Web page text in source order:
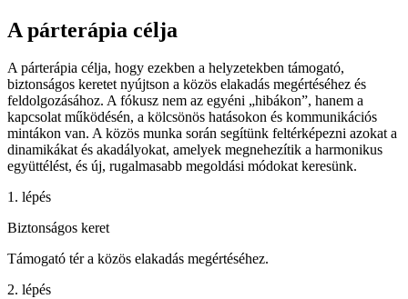
A párterápia célja
A párterápia célja, hogy ezekben a helyzetekben támogató,
biztonságos keretet nyújtson a közös elakadás megértéséhez és
feldolgozásához. A fókusz nem az egyéni „hibákon”, hanem a
kapcsolat működésén, a kölcsönös hatásokon és kommunikációs
mintákon van. A közös munka során segítünk feltérképezni azokat a
dinamikákat és akadályokat, amelyek megnehezítik a harmonikus
együttélést, és új, rugalmasabb megoldási módokat keresünk.
1. lépés
Biztonságos keret
Támogató tér a közös elakadás megértéséhez.
2. lépés